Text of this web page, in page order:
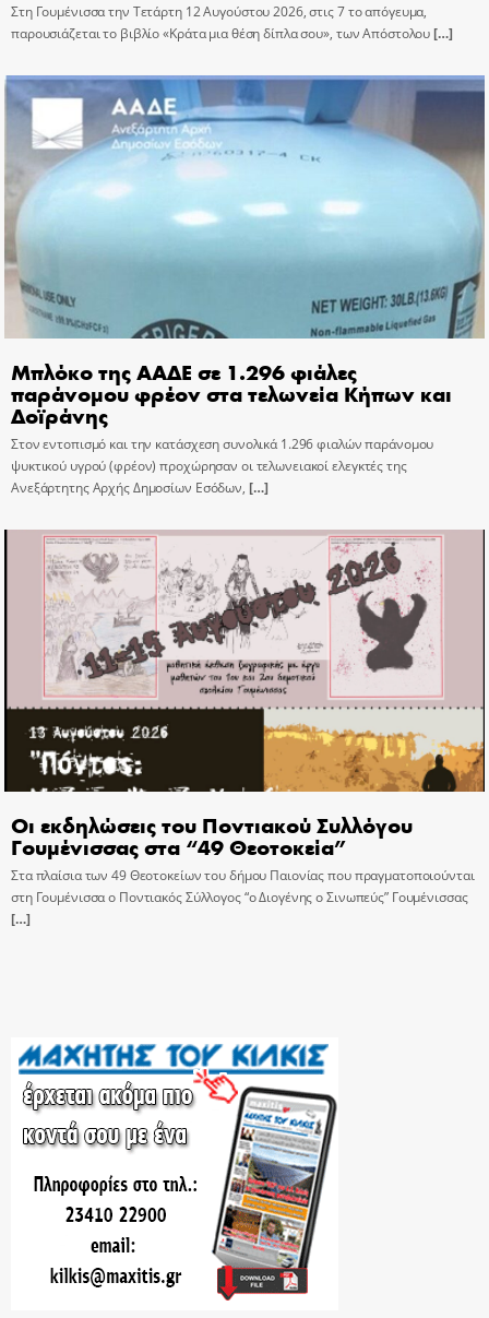
Στη Γουμένισσα την Τετάρτη 12 Αυγούστου 2026, στις 7 το απόγευμα,
παρουσιάζεται το βιβλίο «Κράτα μια θέση δίπλα σου», των Απόστολου[…]
Μπλόκο της ΑΑΔΕ σε 1.296 φιάλες
παράνομου φρέον στα τελωνεία Κήπων και
Δοϊράνης
Στον εντοπισμό και την κατάσχεση συνολικά 1.296 φιαλών παράνομου
ψυκτικού υγρού (φρέον) προχώρησαν οι τελωνειακοί ελεγκτές της
Ανεξάρτητης Αρχής Δημοσίων Εσόδων, […]
Οι εκδηλώσεις του Ποντιακού Συλλόγου
Γουμένισσας στα “49 Θεοτοκεία”
Στα πλαίσια των 49 Θεοτοκείων του δήμου Παιονίας που πραγματοποιούνται
στη Γουμένισσα ο Ποντιακός Σύλλογος “ο Διογένης ο Σινωπεύς” Γουμένισσας
[…]